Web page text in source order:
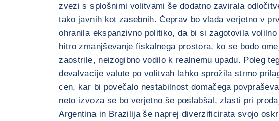
zvezi s splošnimi volitvami še dodatno zavirala
tako javnih kot zasebnih. Čeprav bo vlada verjetno v
ohranila ekspanzivno politiko, da bi si zagotovila volilno
hitro zmanjševanje fiskalnega prostora, ko se bodo
zaostrile, neizogibno vodilo k realnemu upadu. Poleg
devalvacije valute po volitvah lahko sprožila strmo
cen, kar bi povečalo nestabilnost domačega
neto izvoza se bo verjetno še poslabšal, zlasti pri
Argentina in Brazilija še naprej diverzificirata svojo